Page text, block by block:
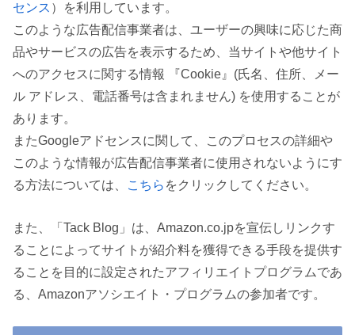
センス ）を利用しています。
このような広告配信事業者は、ユーザーの興味に応じた商
品やサービスの広告を表示するため、当サイトや他サイト
へのアクセスに関する情報 『Cookie』(氏名、住所、メー
ル アドレス、電話番号は含まれません) を使用することが
あります。
またGoogleアドセンスに関して、このプロセスの詳細や
このような情報が広告配信事業者に使用されないようにす
る方法については、
こちら をクリックしてください。
また、「Tack Blog」は、Amazon.co.jpを宣伝しリンクす
ることによってサイトが紹介料を獲得できる手段を提供す
ることを目的に設定されたアフィリエイトプログラムであ
る、Amazonアソシエイト・プログラムの参加者です。